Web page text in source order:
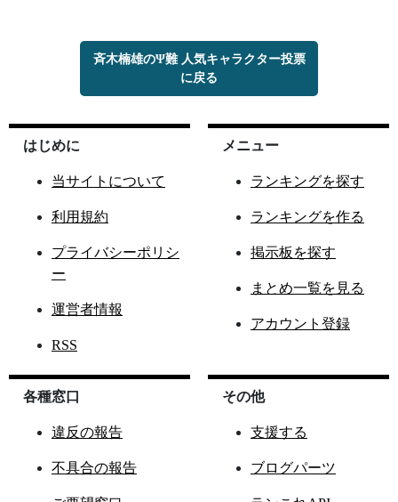
斉木楠雄のΨ難 人気キャラクター投票
に戻る
はじめに
当サイトについて
利用規約
プライバシーポリシ
ー
運営者情報
RSS
メニュー
ランキングを探す
ランキングを作る
掲示板を探す
まとめ一覧を見る
アカウント登録
各種窓口
違反の報告
不具合の報告
その他
支援する
ブログパーツ